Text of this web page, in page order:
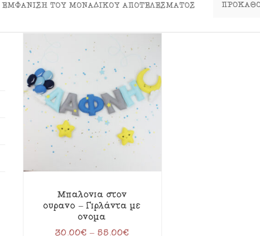
ΕΜΦΆΝΙΣΗ ΤΟΥ ΜΟΝΑΔΙΚΟΎ ΑΠΟΤΕΛΈΣΜΑΤΟΣ
Μπαλόνια στον
ουρανό – Γιρλάντα με
όνομα
30.00€ – 55.00€